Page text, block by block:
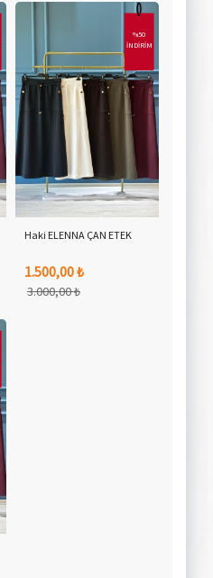
%50
İNDİRİM
Haki ELENNA ÇAN ETEK
1.500,00 ₺
3.000,00 ₺